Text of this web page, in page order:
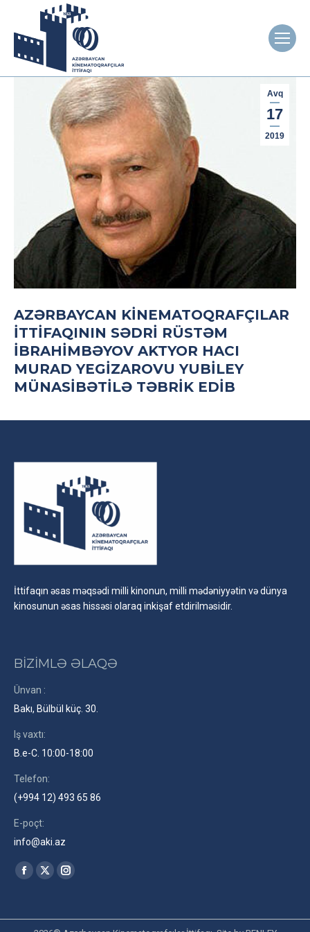
Avq
17
2019
AZƏRBAYCAN KINEMATOQRAFÇILAR
İTTIFAQININ SƏDRI RÜSTƏM
İBRAHIMBƏYOV AKTYOR HACI
MURAD YEGIZAROVU YUBILEY
MÜNASIBƏTILƏ TƏBRIK EDIB
İttifaqın əsas məqsədi milli kinonun, milli mədəniyyətin və dünya
kinosunun əsas hissəsi olaraq inkişaf etdirilməsidir.
BİZİMLƏ ƏLAQƏ
Ünvan :
Bakı, Bülbül küç. 30.
Iş vaxtı:
B.e-C. 10:00-18:00
Telefon:
(+994 12) 493 65 86
E-poçt:
info@aki.az
Find us on:
Facebook
X
Instagram